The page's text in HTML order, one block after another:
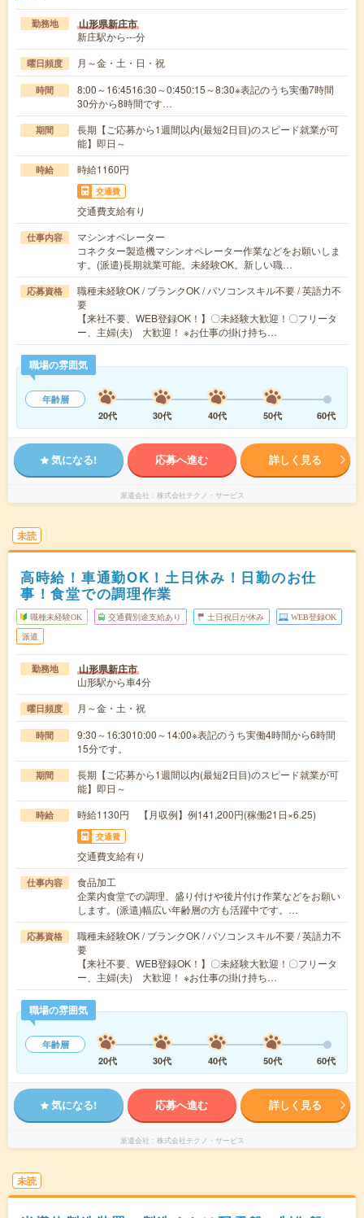
勤務地 山形県新庄市
新庄駅から---分
曜日頻度 月～金・土・日・祝
時間
8:00～16:4516:30～0:450:15～8:30※表記のうち実働7時間
30分から8時間です…
期間
長期【ご応募から1週間以内(最短2日目)のスピード就業が可
能】即日～
時給 時給1160円
交通費
交通費支給有り
仕事内容
マシンオペレーター
コネクター製造機マシンオペレーター作業などをお願いしま
す。(派遣)長期就業可能。未経験OK。新しい職…
応募資格
職種未経験OK / ブランクOK / パソコンスキル不要 / 英語力不
要
【来社不要、WEB登録OK！】〇未経験大歓迎！〇フリータ
ー、主婦(夫) 大歓迎！ ※お仕事の掛け持ち…
職場の雰囲気
年齢層
20代
30代 40代 50代 60代
気になる! 応募へ進む 詳しく見る
派遣会社 株式会社テクノ・サービス
未読
高時給！車通勤OK！土日休み！日勤のお仕
事！食堂での調理作業
職種未経験OK 交通費別途支給あり 土日祝日が休み WEB登録OK
派遣
勤務地 山形県新庄市
山形駅から車4分
曜日頻度 月～金・土・祝
時間
9:30～16:3010:00～14:00※表記のうち実働4時間から6時間
15分です。
期間
長期【ご応募から1週間以内(最短2日目)のスピード就業が可
能】即日～
時給 時給1130円 【月収例】例141,200円(稼働21日×6.25)
交通費
交通費支給有り
仕事内容
食品加工
企業内食堂での調理、盛り付けや後片付け作業などをお願い
します。(派遣)幅広い年齢層の方も活躍中です。…
応募資格
職種未経験OK / ブランクOK / パソコンスキル不要 / 英語力不
要
【来社不要、WEB登録OK！】〇未経験大歓迎！〇フリータ
ー、主婦(夫) 大歓迎！ ※お仕事の掛け持ち…
職場の雰囲気
年齢層
20代
30代 40代 50代 60代
気になる! 応募へ進む 詳しく見る
派遣会社 株式会社テクノ・サービス
未読